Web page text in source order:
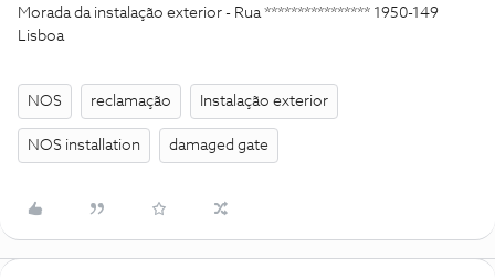
Morada da instalação exterior - Rua **************** 1950-149
Lisboa
NOS reclamação Instalação exterior
NOS installation damaged gate